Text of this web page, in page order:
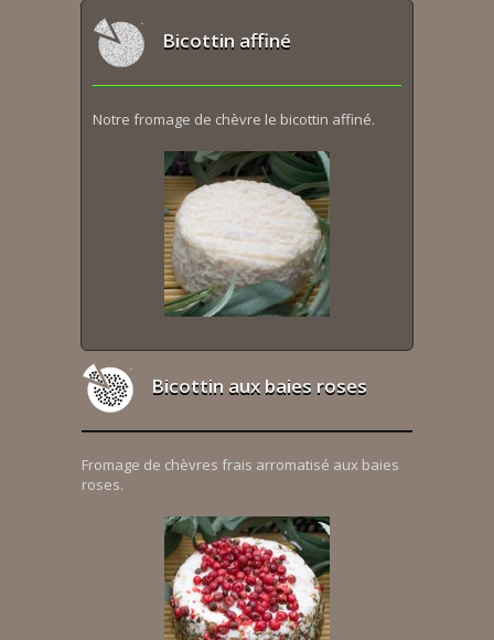
Bicottin affiné
Notre fromage de chèvre le bicottin affiné.
Bicottin aux baies roses
Fromage de chèvres frais arromatisé aux baies
roses.